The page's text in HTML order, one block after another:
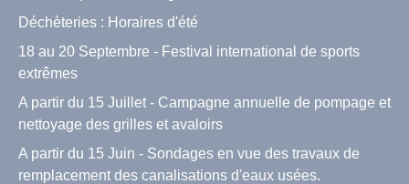
Déchèteries : Horaires d'été
18 au 20 Septembre - Festival international de sports
extrêmes
A partir du 15 Juillet - Campagne annuelle de pompage et
nettoyage des grilles et avaloirs
A partir du 15 Juin - Sondages en vue des travaux de
remplacement des canalisations d'eaux usées.